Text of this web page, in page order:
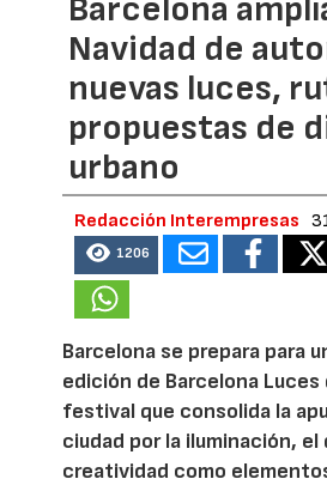
Barcelona
Navidad de
nuevas luces,
propuestas de
urbano
Redacción Interempresas
1206
Barcelona se prepara para
edición de Barcelona Luces
festival que consolida la
ciudad por la iluminación, el
creatividad como